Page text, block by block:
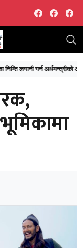
Facebook
प्रवासी नेपालीलाई मातृ भूमिको विकासका निम्ति लगानी गर्न अर्थमन्त्रीको आग्रह